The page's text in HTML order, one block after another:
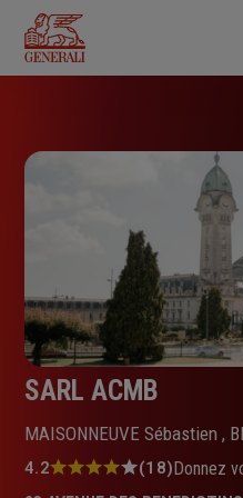
contenu
principal
SARL ACMB
MAISONNEUVE Sébastien ,
Note
4.2 (18)Donnez